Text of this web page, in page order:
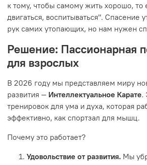
к тому, чтобы самому жить хорошо, то
двигаться, воспитываться". Спасение
рук самих утопающих, но нам нужен
Решение: Пассионарная
для взрослых
В 2026 году мы представляем миру
развития — Интеллектуальное Карате.
тренировок для ума и духа, которая
эффективно, как спортзал для мышц.
Почему это работает?
Удовольствие от развития. Мы